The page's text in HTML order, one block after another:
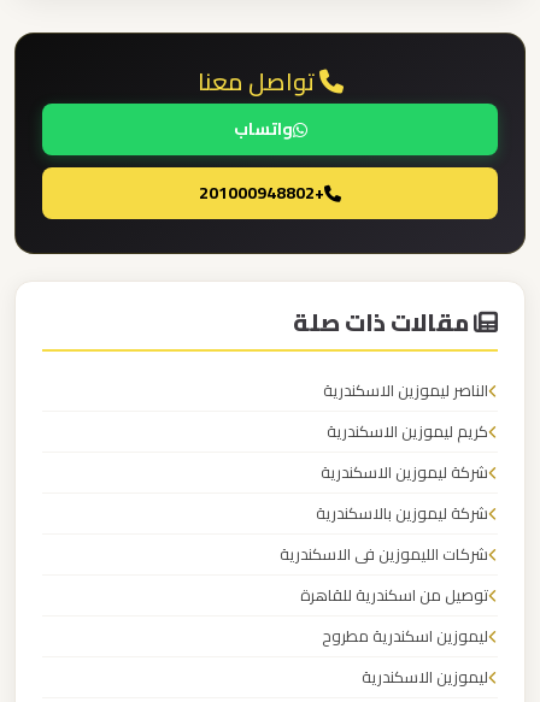
تواصل معنا
واتساب
+201000948802
مقالات ذات صلة
الناصر ليموزين الاسكندرية
كريم ليموزين الاسكندرية
شركة ليموزين الاسكندرية
شركة ليموزين بالاسكندرية
شركات الليموزين فى الاسكندرية
توصيل من اسكندرية للقاهرة
ليموزين اسكندرية مطروح
ليموزين الاسكندرية
اسكندرية
ليموزين
العرب
ليموزين
القاهرة
اسكندرية
ليموزين
القاهرة
الدولي
ليموزين